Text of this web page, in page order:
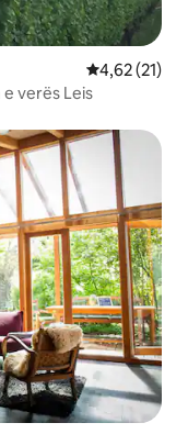
Vlerësimi
4,62 (21)
verës Leis